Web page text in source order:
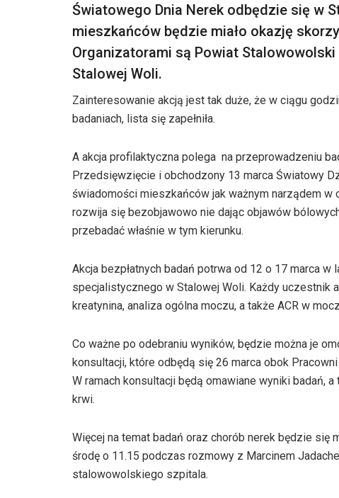
Światowego Dnia Nerek odbędzie się w
mieszkańców będzie miało okazję
Organizatorami są Powiat
Stalowej Woli.
Zainteresowanie akcją jest tak duże, że w ciągu
badaniach, lista się zapełniła.
A akcja profilaktyczna polega na przeprowadzeniu
Przedsięwzięcie i obchodzony 13 marca Światowy
świadomości mieszkańców jak ważnym narządem
rozwija się bezobjawowo nie dając objawów
przebadać właśnie w tym kierunku.
Akcja bezpłatnych badań potrwa od 12 o 17 marca
specjalistycznego w Stalowej Woli. Każdy uczestnik
kreatynina, analiza ogólna moczu, a także ACR w
Co ważne po odebraniu wyników, będzie można je
konsultacji, które odbędą się 26 marca obok
W ramach konsultacji będą omawiane wyniki badań,
krwi.
Więcej na temat badań oraz chorób nerek będzie się
środę o 11.15 podczas rozmowy z Marcinem
stalowowolskiego szpitala.